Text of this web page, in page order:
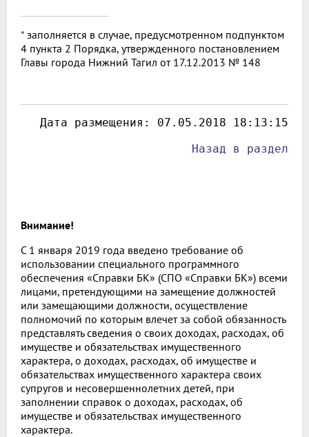
* заполняется в случае, предусмотренном подпунктом
4 пункта 2 Порядка, утвержденного постановлением
Главы города Нижний Тагил от 17.12.2013 № 148
Дата размещения: 07.05.2018 18:13:15
Назад в раздел
Внимание!
С 1 января 2019 года введено требование об
использовании специального программного
обеспечения «Справки БК» (СПО «Справки БК») всеми
лицами, претендующими на замещение должностей
или замещающими должности, осуществление
полномочий по которым влечет за собой обязанность
представлять сведения о своих доходах, расходах, об
имуществе и обязательствах имущественного
характера, о доходах, расходах, об имуществе и
обязательствах имущественного характера своих
супругов и несовершеннолетних детей, при
заполнении справок о доходах, расходах, об
имуществе и обязательствах имущественного
характера.